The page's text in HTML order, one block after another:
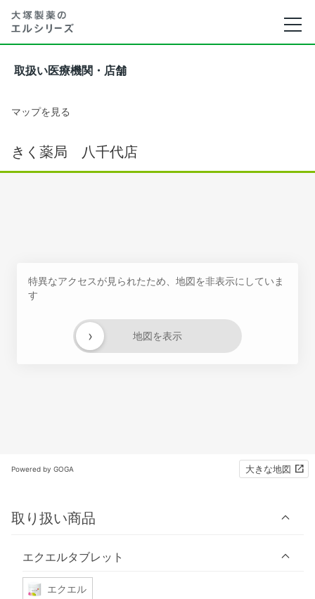
取扱い医療機関・店舗
マップを見る
きく薬局 八千代店
特異なアクセスが見られたため、地図を非表示にしていま
す
地図を表示
›
Powered by GOGA 大きな地図
取り扱い商品
エクエルタブレット
エクエル